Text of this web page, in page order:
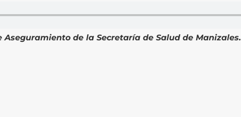
de la Secretaría de Salud de Manizales.